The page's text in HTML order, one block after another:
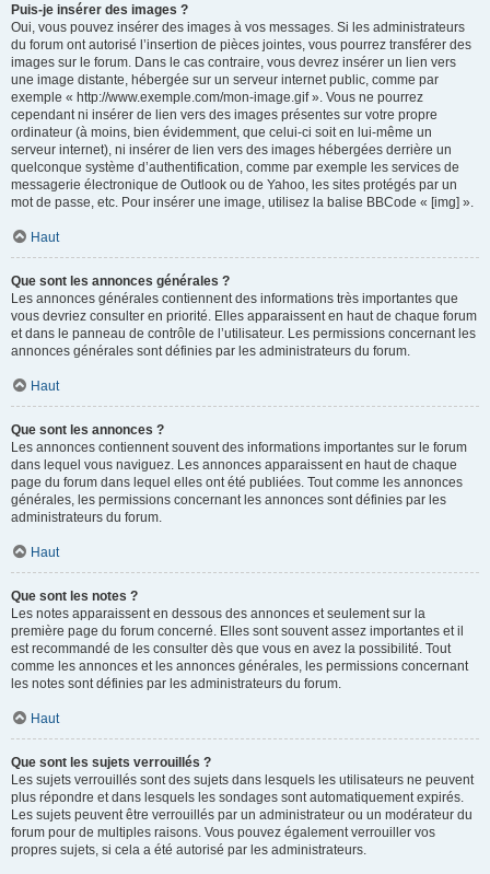
Puis-je insérer des images ?
Oui, vous pouvez insérer des images à vos messages. Si les administrateurs
du forum ont autorisé l’insertion de pièces jointes, vous pourrez transférer des
images sur le forum. Dans le cas contraire, vous devrez insérer un lien vers
une image distante, hébergée sur un serveur internet public, comme par
exemple « http://www.exemple.com/mon-image.gif ». Vous ne pourrez
cependant ni insérer de lien vers des images présentes sur votre propre
ordinateur (à moins, bien évidemment, que celui-ci soit en lui-même un
serveur internet), ni insérer de lien vers des images hébergées derrière un
quelconque système d’authentification, comme par exemple les services de
messagerie électronique de Outlook ou de Yahoo, les sites protégés par un
mot de passe, etc. Pour insérer une image, utilisez la balise BBCode « [img] ».
Haut
Que sont les annonces générales ?
Les annonces générales contiennent des informations très importantes que
vous devriez consulter en priorité. Elles apparaissent en haut de chaque forum
et dans le panneau de contrôle de l’utilisateur. Les permissions concernant les
annonces générales sont définies par les administrateurs du forum.
Haut
Que sont les annonces ?
Les annonces contiennent souvent des informations importantes sur le forum
dans lequel vous naviguez. Les annonces apparaissent en haut de chaque
page du forum dans lequel elles ont été publiées. Tout comme les annonces
générales, les permissions concernant les annonces sont définies par les
administrateurs du forum.
Haut
Que sont les notes ?
Les notes apparaissent en dessous des annonces et seulement sur la
première page du forum concerné. Elles sont souvent assez importantes et il
est recommandé de les consulter dès que vous en avez la possibilité. Tout
comme les annonces et les annonces générales, les permissions concernant
les notes sont définies par les administrateurs du forum.
Haut
Que sont les sujets verrouillés ?
Les sujets verrouillés sont des sujets dans lesquels les utilisateurs ne peuvent
plus répondre et dans lesquels les sondages sont automatiquement expirés.
Les sujets peuvent être verrouillés par un administrateur ou un modérateur du
forum pour de multiples raisons. Vous pouvez également verrouiller vos
propres sujets, si cela a été autorisé par les administrateurs.